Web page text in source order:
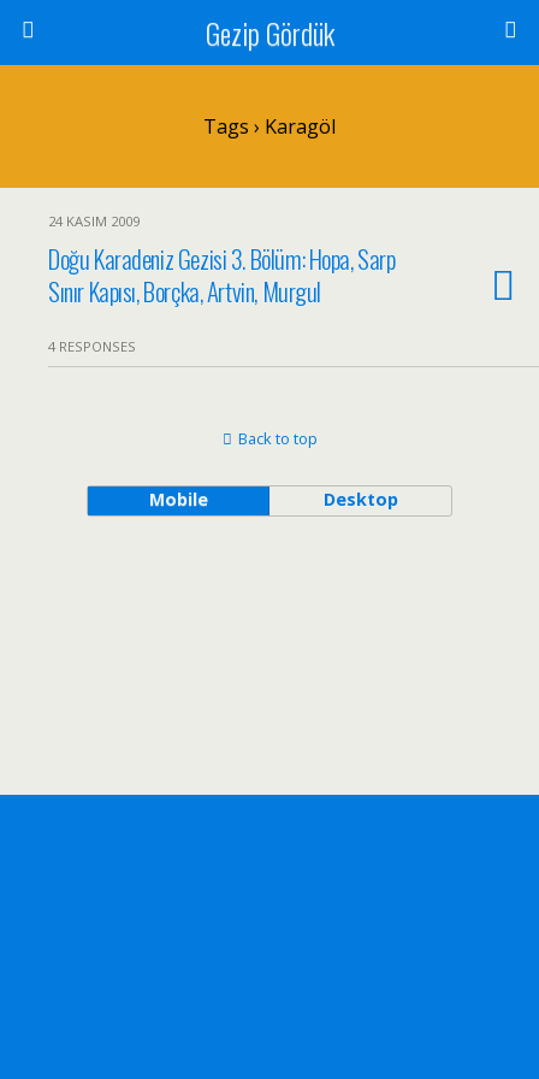
Gezip Gördük
Tags › Karagöl
24 KASIM 2009
Doğu Karadeniz Gezisi 3. Bölüm: Hopa, Sarp
Sınır Kapısı, Borçka, Artvin, Murgul
4 RESPONSES
Back to top
Mobile Desktop